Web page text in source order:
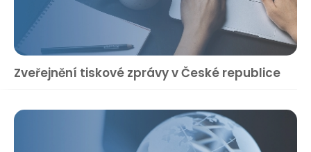
Zveřejnění tiskové zprávy v České republice